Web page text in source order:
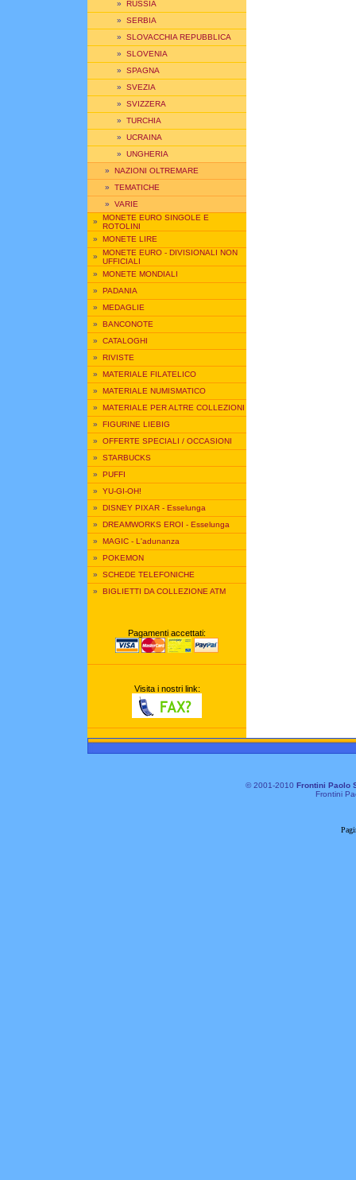
» RUSSIA
» SERBIA
» SLOVACCHIA REPUBBLICA
» SLOVENIA
» SPAGNA
» SVEZIA
» SVIZZERA
» TURCHIA
» UCRAINA
» UNGHERIA
» NAZIONI OLTREMARE
» TEMATICHE
» VARIE
» MONETE EURO SINGOLE E
ROTOLINI
» MONETE LIRE
» MONETE EURO - DIVISIONALI NON
UFFICIALI
» MONETE MONDIALI
» PADANIA
» MEDAGLIE
» BANCONOTE
» CATALOGHI
» RIVISTE
» MATERIALE FILATELICO
» MATERIALE NUMISMATICO
» MATERIALE PER ALTRE COLLEZIONI
» FIGURINE LIEBIG
» OFFERTE SPECIALI / OCCASIONI
» STARBUCKS
» PUFFI
» YU-GI-OH!
» DISNEY PIXAR - Esselunga
» DREAMWORKS EROI - Esselunga
» MAGIC - L'adunanza
» POKEMON
» SCHEDE TELEFONICHE
» BIGLIETTI DA COLLEZIONE ATM
Pagamenti accettati:
Visita i nostri link:
© 2001-2010 Frontini Paolo
Frontini